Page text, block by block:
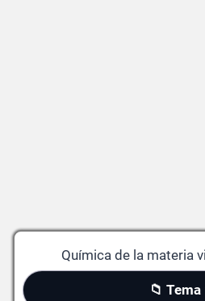
Química de la materia
📁 Tema